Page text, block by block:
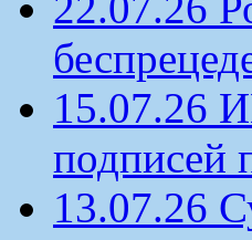
15.07.26
подписей
13.07.26